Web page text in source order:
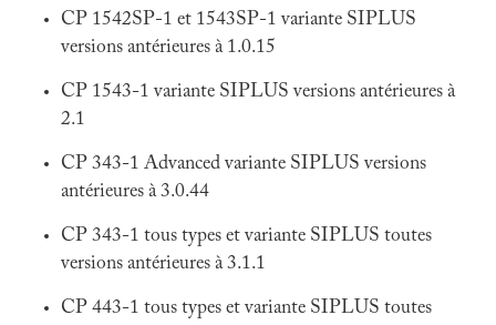
CP 1542SP-1 et 1543SP-1 variante SIPLUS
versions antérieures à 1.0.15
CP 1543-1 variante SIPLUS versions antérieures à
2.1
CP 343-1 Advanced variante SIPLUS versions
antérieures à 3.0.44
CP 343-1 tous types et variante SIPLUS toutes
versions antérieures à 3.1.1
CP 443-1 tous types et variante SIPLUS toutes